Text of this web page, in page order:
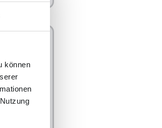
können
Sie